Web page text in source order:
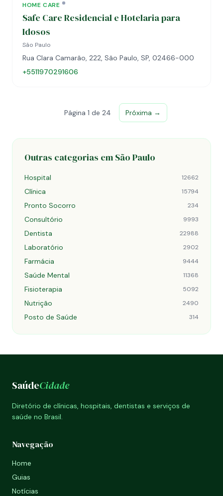
HOME CARE
Safe Care Residencial e Hotelaria para
Idosos
São Paulo
Rua Clara Camarão, 222, São Paulo, SP, 02466-000
+5511970291606
Página 1 de 24 Próxima →
Outras categorias em São Paulo
Hospital 12662
Clínica 15794
Pronto Socorro 234
Consultório 9993
Dentista 22988
Laboratório 2902
Farmácia 9444
Saúde Mental 11368
Fisioterapia 5092
Nutrição 2490
Posto de Saúde 314
SaúdeCidade
Diretório de clínicas, hospitais, dentistas e serviços de
saúde no Brasil.
Navegação
Home
Guias
Notícias